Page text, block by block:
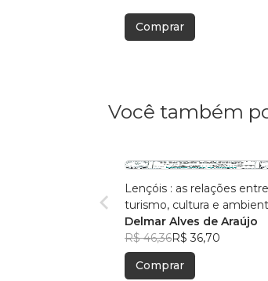
Comprar
Você também
Lençóis : as relações entre
turismo, cultura e
Delmar Alves de Araújo
R$ 46,36R$ 36,70
Comprar